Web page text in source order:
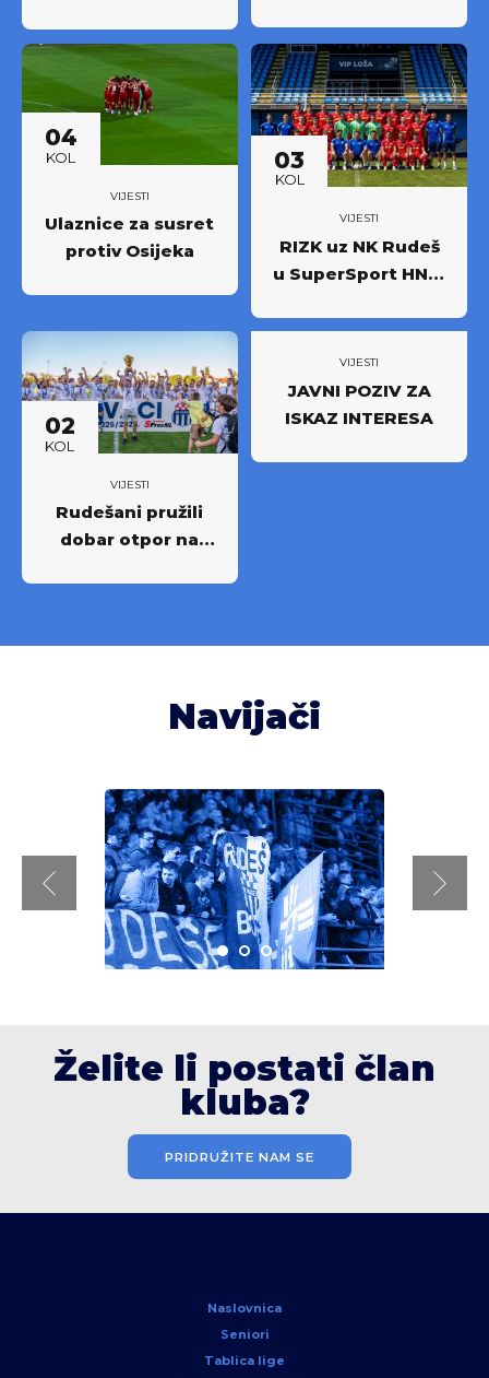
godišnjih ulaznica
NK Rudeš za
prvoligašku
sezonu 2026/27.!
04
KOL
VIJESTI
Ulaznice za susret
protiv Osijeka
03
KOL
VIJESTI
RIZK uz NK Rudeš
u SuperSport HNL-
novi iskorak među
najboljima
02
KOL
VIJESTI
Rudešani pružili
dobar otpor na
VIJESTI
JAVNI POZIV ZA
ISKAZ INTERESA
Navijači
Želite li postati član
kluba?
PRIDRUŽITE NAM SE
Naslovnica
Seniori
Tablica lige